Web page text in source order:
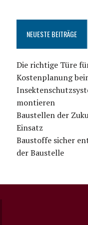
NEUESTE BEITRÄGE
Die richtige Türe
Kostenplanung
montieren
Baustellen der
Einsatz
Baustoffe sicher
der Baustelle